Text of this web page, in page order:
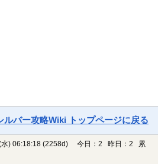
ルバー攻略Wiki トップページに戻る
) 06:18:18 (2258d)
今日：2 昨日：2 累